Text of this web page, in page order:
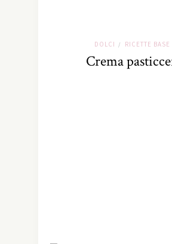
DOLCI / RICETTE BASE
Crema